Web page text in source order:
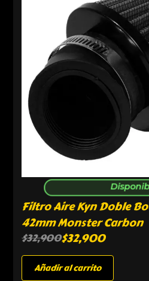
Filtro Aire Kyn Doble
42mm Monster Carbon
$32,900$32,900
Añadir al carrito